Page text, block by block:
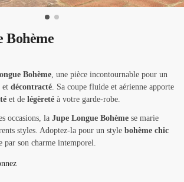
Bohème
Bohème, une pièce incontournable pour un
et décontracté. Sa coupe fluide et aérienne apporte
et de légèreté à votre garde-robe.
occasions, la Jupe Longue Bohème se marie
styles. Adoptez-la pour un style bohème chic
par son charme intemporel.